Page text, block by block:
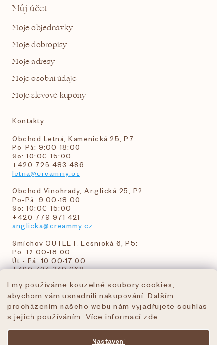
I my používáme kouzelné soubory cookies,
abychom vám usnadnili nakupování. Dalším
procházením našeho webu nám vyjadřujete souhlas
s jejich používáním. Více informací zde
Nastavení
Můj účet
Moje objednávky
Moje dobropisy
Moje adresy
Moje osobní údaje
Moje slevové kupóny
Kontakty
Obchod Letná, Kamenická 25, P7:
Po-Pá: 9:00-18:00
So: 10:00-15:00
+420 725 483 486
letna@creammy.cz
Obchod Vinohrady, Anglická 25, P2:
Po-Pá: 9:00-18:00
So: 10:00-15:00
+420 779 971 421
anglicka@creammy.cz
Smíchov OUTLET, Lesnická 6, P5:
Po: 12:00-18:00
Út - Pá: 10:00-17:00
+420 724 349 968
objednavky@creammy.cz
tel:+420 724 349 968